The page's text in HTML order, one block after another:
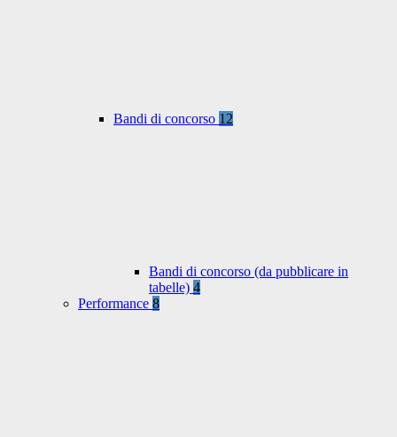
Bandi di concorso 12
Bandi di concorso (da pubblicare in
tabelle) 4
Performance 8